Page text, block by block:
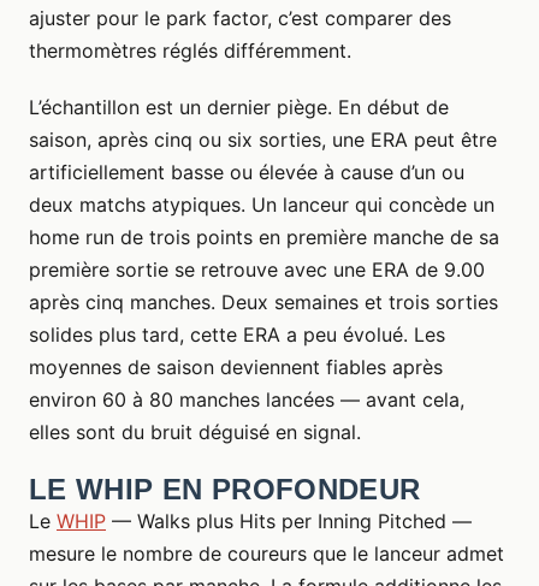
ajuster pour le park factor, c’est comparer des
thermomètres réglés différemment.
L’échantillon est un dernier piège. En début de
saison, après cinq ou six sorties, une ERA peut être
artificiellement basse ou élevée à cause d’un ou
deux matchs atypiques. Un lanceur qui concède un
home run de trois points en première manche de sa
première sortie se retrouve avec une ERA de 9.00
après cinq manches. Deux semaines et trois sorties
solides plus tard, cette ERA a peu évolué. Les
moyennes de saison deviennent fiables après
environ 60 à 80 manches lancées — avant cela,
elles sont du bruit déguisé en signal.
LE WHIP EN PROFONDEUR
Le WHIP — Walks plus Hits per Inning Pitched —
mesure le nombre de coureurs que le lanceur admet